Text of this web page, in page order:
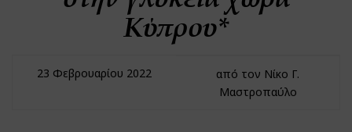
Κύπρου*
23 Φεβρουαρίου 2022
από τον Νίκο Γ.
Μαστροπαύλο